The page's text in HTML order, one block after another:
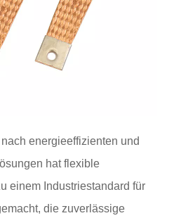
energieeffizienten und
hat flexible
einem Industriestandard für
die zuverlässige